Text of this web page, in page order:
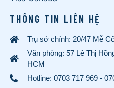
THÔNG TIN LIÊN HỆ
Trụ sở chính: 20/47 Mễ
Văn phòng: 57 Lê Thị
HCM
Hotline: 0703 717 969 -